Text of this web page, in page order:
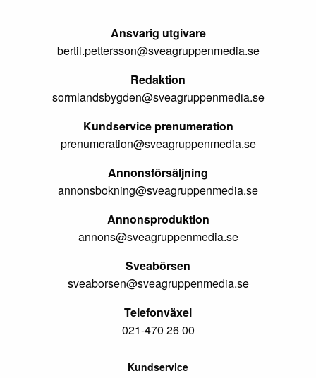
Ansvarig utgivare
bertil.pettersson@sveagruppenmedia.se
Redaktion
sormlandsbygden@sveagruppenmedia.se
Kundservice prenumeration
prenumeration@sveagruppenmedia.se
Annonsförsäljning
annonsbokning@sveagruppenmedia.se
Annonsproduktion
annons@sveagruppenmedia.se
Sveabörsen
sveaborsen@sveagruppenmedia.se
Telefonväxel
021-470 26 00
Kundservice